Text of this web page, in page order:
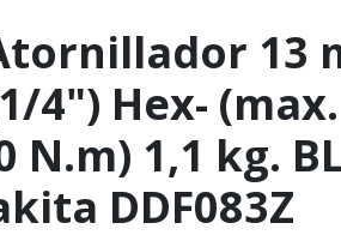
13
4") Hex- (max.
N.m) 1,1 kg.
DDF083Z